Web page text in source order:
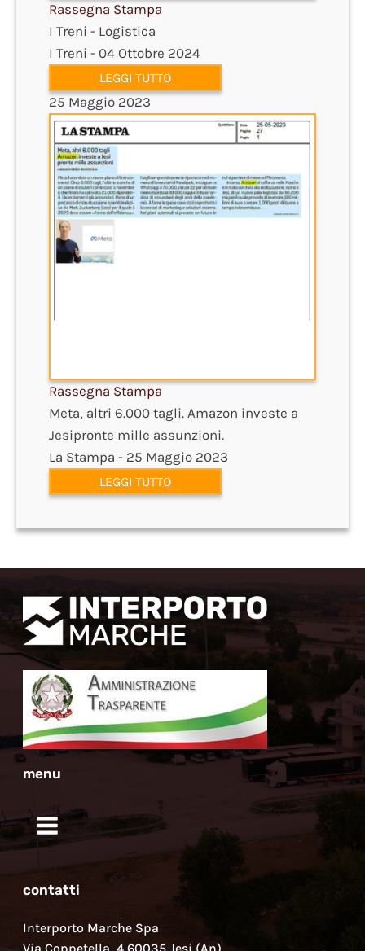
Rassegna Stampa
I Treni - Logistica
I Treni - 04 Ottobre 2024
LEGGI TUTTO
25 Maggio 2023
Rassegna Stampa
Meta, altri 6.000 tagli. Amazon investe a
Jesipronte mille assunzioni.
La Stampa - 25 Maggio 2023
LEGGI TUTTO
menu
contatti
Interporto Marche Spa